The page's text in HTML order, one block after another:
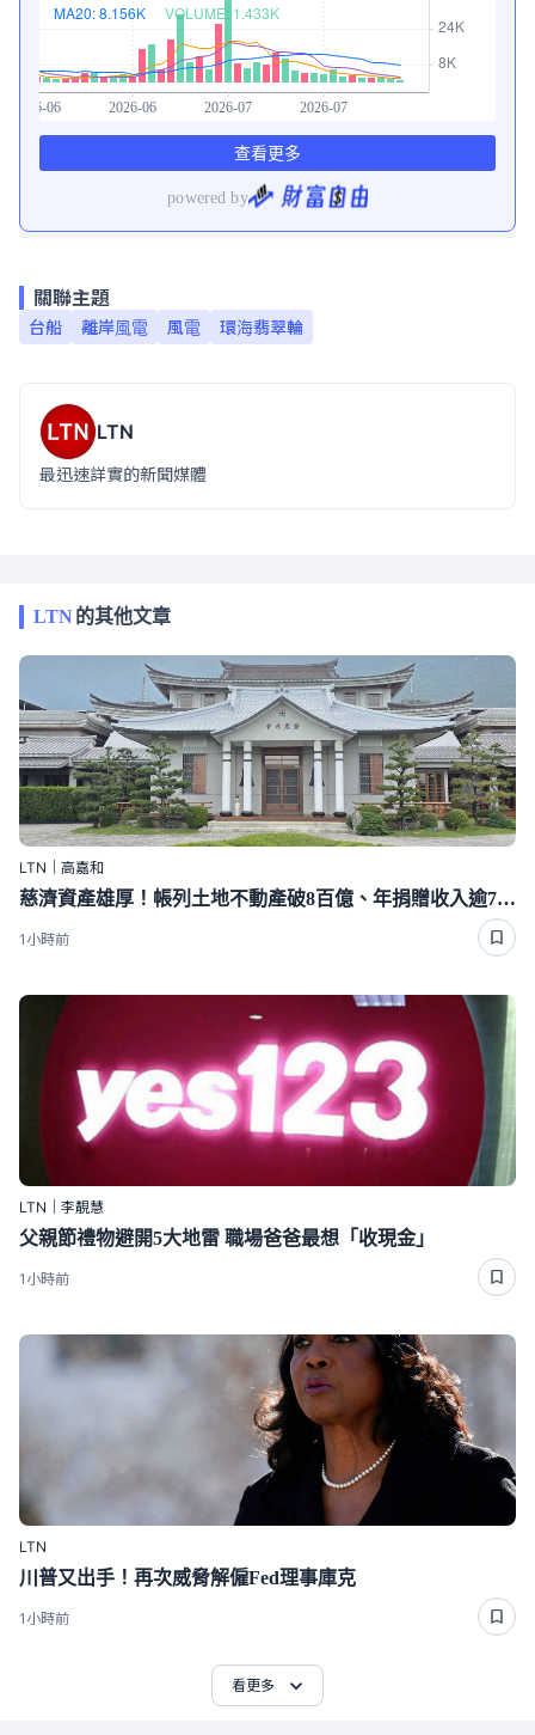
關聯主題
台船 離岸風電 風電 環海翡翠輪
LTN
最迅速詳實的新聞媒體
LTN的其他文章
LTN｜高嘉和
慈濟資產雄厚！帳列土地不動產破8百億、年捐贈收入逾70億
1小時前
LTN｜李靚慧
父親節禮物避開5大地雷 職場爸爸最想「收現金」
1小時前
LTN
川普又出手！再次威脅解僱Fed理事庫克
1小時前
看更多